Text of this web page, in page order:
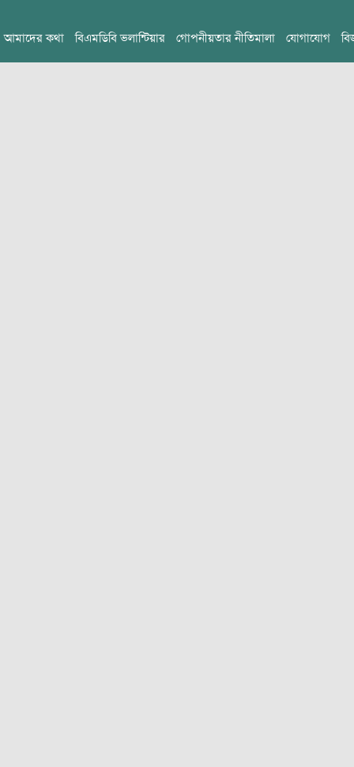
আমাদের কথা বিএমডিবি ভলান্টিয়ার গোপনীয়তার নীতিমালা যোগাযোগ